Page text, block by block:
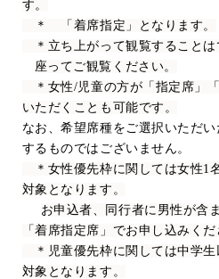
す。
＊ 「着席指定」となります。
＊立ち上がって観覧することは
座ってご観覧ください。
＊女性/児童の方が「指定席」
いただくことも可能です。
なお、希望席種をご選択いただ
するものではございません。
＊女性優先枠に関しては女性1
対象となります。
お申込者、同行者に男性が含
「着席指定席」でお申し込みくだ
＊児童優先枠に関しては中学生
対象となります。